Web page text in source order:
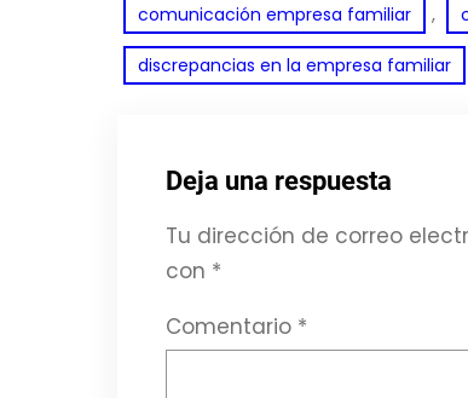
comunicación empresa familiar ,
discrepancias en la empresa familiar
Deja una respuesta
Tu dirección de correo
con *
Comentario *